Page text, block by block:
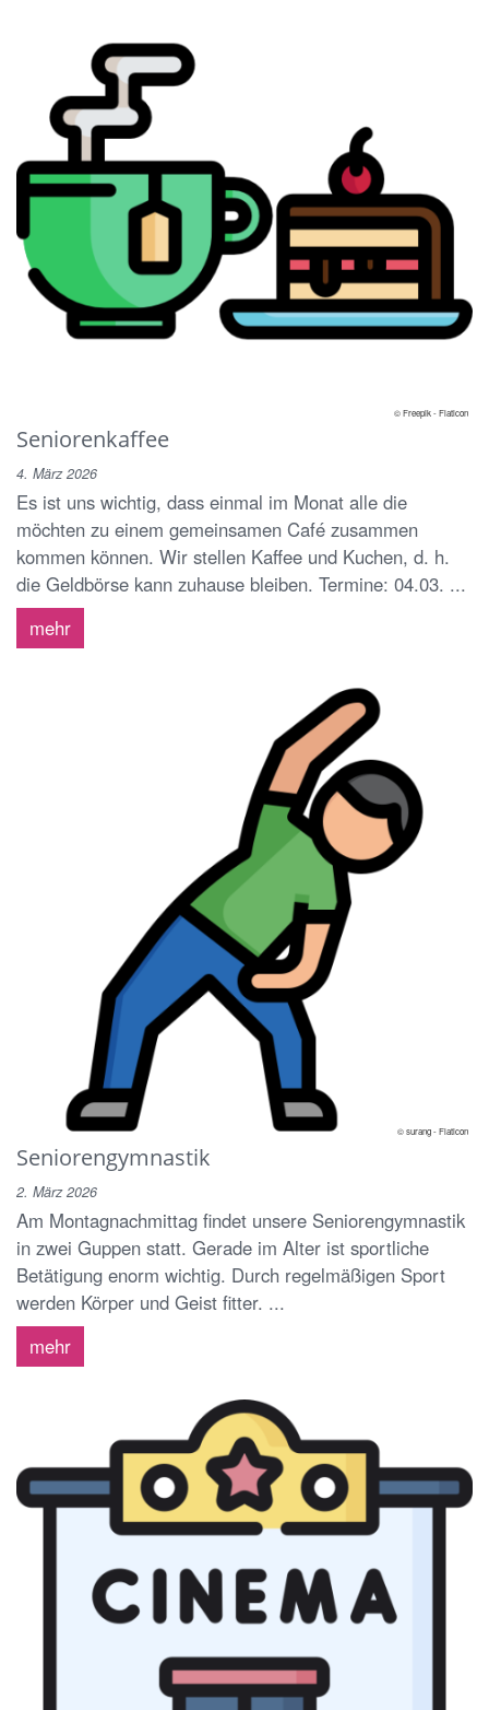
© Freepik - Flaticon
Seniorenkaffee
4. März 2026
Es ist uns wichtig, dass einmal im Monat alle die
möchten zu einem gemeinsamen Café zusammen
kommen können. Wir stellen Kaffee und Kuchen, d. h.
die Geldbörse kann zuhause bleiben. Termine: 04.03. ...
mehr
© surang - Flaticon
Seniorengymnastik
2. März 2026
Am Montagnachmittag findet unsere Seniorengymnastik
in zwei Guppen statt. Gerade im Alter ist sportliche
Betätigung enorm wichtig. Durch regelmäßigen Sport
werden Körper und Geist fitter. ...
mehr